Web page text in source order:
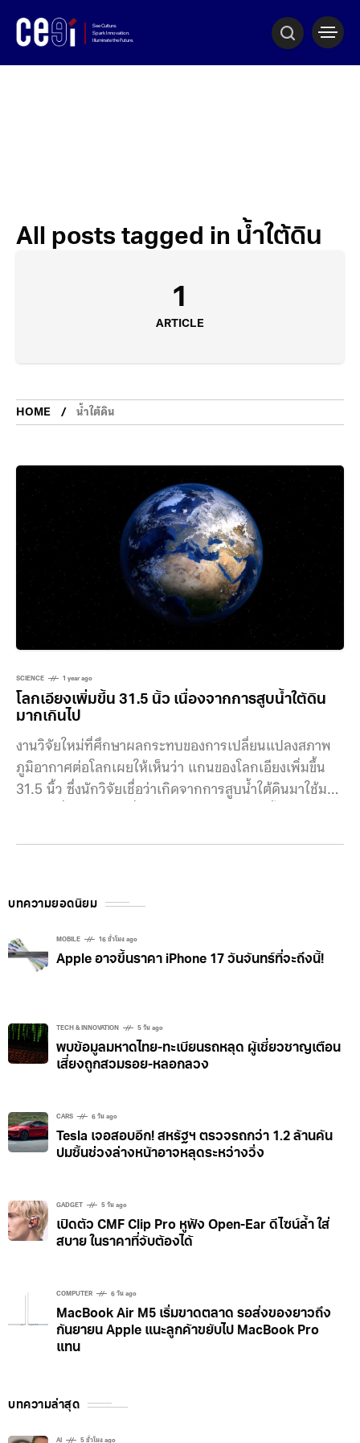
All posts tagged in น้ำใต้ดิน
1
ARTICLE
HOME น้ำใต้ดิน
SCIENCE 1 year ago
โลกเอียงเพิ่มขึ้น 31.5 นิ้ว เนื่องจากการสูบน้ำใต้ดิน
มากเกินไป
งานวิจัยใหม่ที่ศึกษาผลกระทบของการเปลี่ยนแปลงสภาพ
ภูมิอากาศต่อโลกเผยให้เห็นว่า แกนของโลกเอียงเพิ่มขึ้น
31.5 นิ้ว ซึ่งนักวิจัยเชื่อว่าเกิดจากการสูบน้ำใต้ดินมาใช้มาก
การศึกษาของเราแสดงให้เห็นว่าในบรรดาสาเหตุที่เกี่ยวข้อง
ผลกระทบมากที่สุดต่อการเคลื่อนตัวของขั้วการหมุน” ความ
เอียงของโลกเปลี่ยนแปลงอย่างไร? การเอียงของโลกหรือ
โลกจากกรีนแลนด์และแอนตาร์กติกามีส่วนสำคัญในการก
ระจาย เมื่อน้ำแข็งละลาย น้ำจะไหลเข้าหาเส้นศูนย์สูตร
ทำให้สมดุลของโลกเปลี่ยนไปและทำให้แกนโลกเคลื่อนตัว
ที่ช้าลงเมื่อเหยียดแขนออกด้านนอก การศึกษานี้ใช้ข้อมูล
ตั้งแต่ปี 1993 ถึง 2010 แสดงให้เห็นว่าการสูบน้ำใต้ดิน
มากถึง 2,150 กิกะตันทำให้การเอียงของโลกเปลี่ยนแปลง
ด้านชลประทานและการใช้งานของมนุษย์
บทความยอดนิยม
MOBILE 16 ชั่วโมง ago
Apple อาจขึ้นราคา iPhone 17 วันจันทร์ที่จะถึงนี้!
TECH & INNOVATION 5 วัน ago
พบข้อมูลมหาดไทย-ทะเบียนรถหลุด ผู้เชี่ยวชาญเตือน
เสี่ยงถูกสวมรอย-หลอกลวง
CARS 6 วัน ago
Tesla เจอสอบอีก! สหรัฐฯ ตรวจรถกว่า 1.2 ล้านคัน
ปมชิ้นช่วงล่างหน้าอาจหลุดระหว่างวิ่ง
GADGET 5 วัน ago
เปิดตัว CMF Clip Pro หูฟัง Open-Ear ดีไซน์ล้ำ ใส่
สบาย ในราคาที่จับต้องได้
COMPUTER 6 วัน ago
MacBook Air M5 เริ่มขาดตลาด รอส่งของยาวถึง
กันยายน Apple แนะลูกค้าขยับไป MacBook Pro
แทน
บทความล่าสุด
AI 5 ชั่วโมง ago